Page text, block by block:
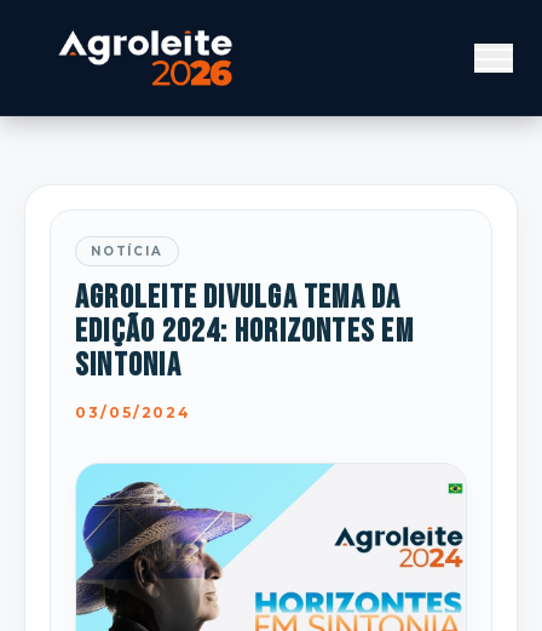
NOTÍCIA
Agroleite divulga tema da
edição 2024: Horizontes em
sintonia
03/05/2024